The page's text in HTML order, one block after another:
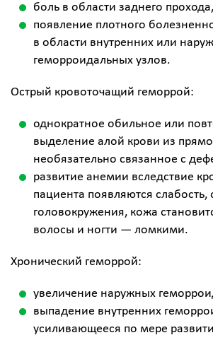
боль в области заднего
появление плотного
в области внутренних или
геморроидальных узлов.
Острый кровоточащий геморрой:
однократное обильное или
выделение алой крови из
необязательно связанное с
развитие анемии вследствие
пациента появляются
головокружения, кожа
волосы и ногти — ломкими.
Хронический геморрой:
увеличение наружных
выпадение внутренних
усиливающееся по мере